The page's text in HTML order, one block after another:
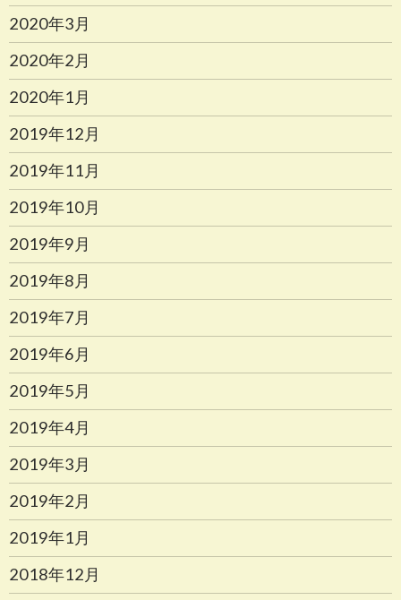
2020年3月
2020年2月
2020年1月
2019年12月
2019年11月
2019年10月
2019年9月
2019年8月
2019年7月
2019年6月
2019年5月
2019年4月
2019年3月
2019年2月
2019年1月
2018年12月